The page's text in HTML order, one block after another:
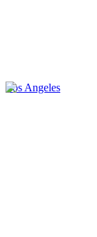
Los Angeles